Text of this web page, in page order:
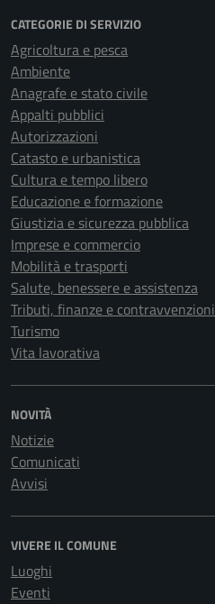
CATEGORIE DI SERVIZIO
Agricoltura e pesca
Ambiente
Anagrafe e stato civile
Appalti pubblici
Autorizzazioni
Catasto e urbanistica
Cultura e tempo libero
Educazione e formazione
Giustizia e sicurezza pubblica
Imprese e commercio
Mobilità e trasporti
Salute, benessere e assistenza
Tributi, finanze e contravvenzioni
Turismo
Vita lavorativa
NOVITÀ
Notizie
Comunicati
Avvisi
VIVERE IL COMUNE
Luoghi
Eventi